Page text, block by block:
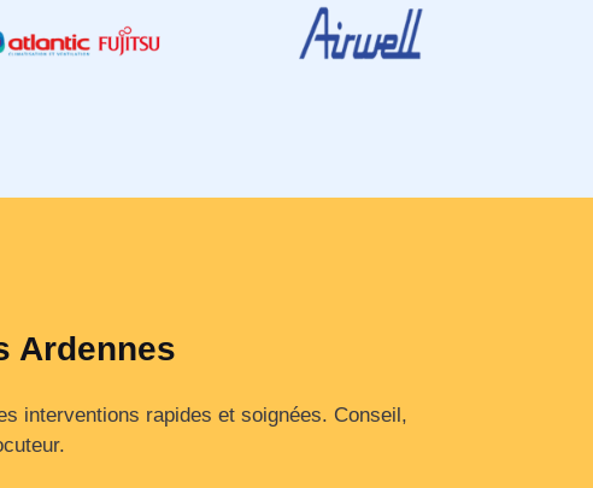
Ardennes
interventions rapides et soignées. Conseil,